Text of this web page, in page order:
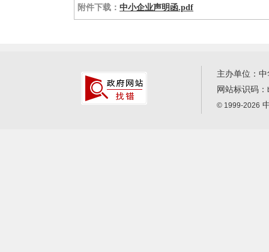
附件下载： 中小企业声明函.pdf
主办单位：
网站标识码：
© 1999-2026